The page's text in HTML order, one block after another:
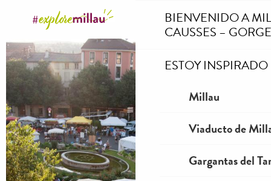
contenu
principal
BIENVENIDO A
CAUSSES –
ESTOY INSPIRADO
Millau
Viaducto de
Gargantas del